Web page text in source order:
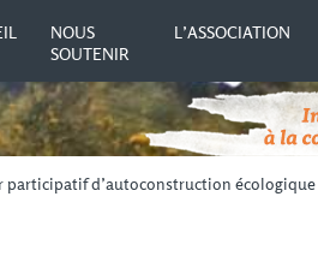
NOUS
SOUTENIR
L’ASSOCIATION
participatif d’autoconstruction écologique